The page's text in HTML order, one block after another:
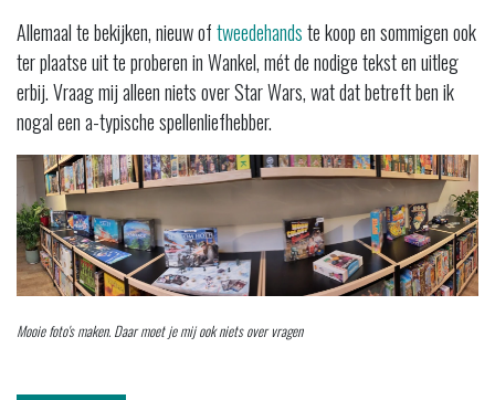
Allemaal te bekijken, nieuw oftweedehandste koop en sommigen ook
ter plaatse uit te proberen in Wankel, mét de nodige tekst en uitleg
erbij. Vraag mij alleen niets over Star Wars, wat dat betreft ben ik
nogal een a-typische spellenliefhebber.
Mooie foto's maken. Daar moet je mij ook niets over vragen